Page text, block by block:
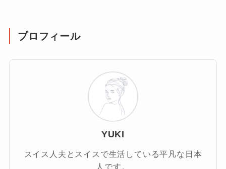
プロフィール
YUKI
スイス人夫とスイスで生活している平凡な日本
人です。